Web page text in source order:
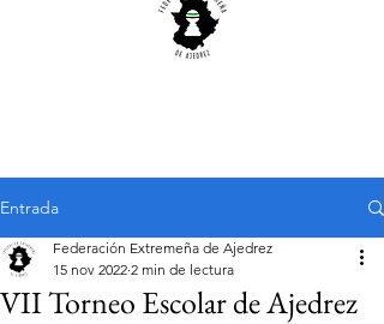
Entrada
VII Torneo Escolar de Ajedrez
Federación Extremeña de Ajedrez
15 nov 2022 2 min de lectura